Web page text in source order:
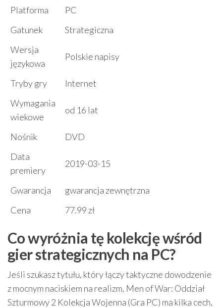
Platforma
PC
Gatunek
Strategiczna
Wersja
językowa
Polskie napisy
Tryby gry
Internet
Wymagania
wiekowe
od 16 lat
Nośnik
DVD
Data
premiery
2019-03-15
Gwarancja
gwarancja zewnętrzna
Cena
77.99 zł
Co wyróżnia tę kolekcję wśród
gier strategicznych na PC?
Jeśli szukasz tytułu, który łączy taktyczne dowodzenie
z mocnym naciskiem na realizm, Men of War: Oddział
Szturmowy 2 Kolekcja Wojenna (Gra PC) ma kilka cech,